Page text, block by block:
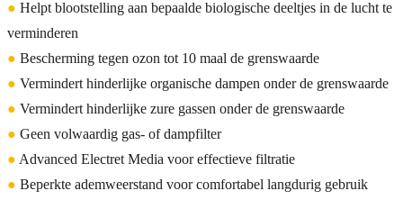
● Helpt blootstelling aan bepaalde biologische deeltjes in de lucht te
verminderen
● Bescherming tegen ozon tot 10 maal de grenswaarde
● Vermindert hinderlijke organische dampen onder de grenswaarde
● Vermindert hinderlijke zure gassen onder de grenswaarde
● Geen volwaardig gas- of dampfilter
● Advanced Electret Media voor effectieve filtratie
● Beperkte ademweerstand voor comfortabel langdurig gebruik